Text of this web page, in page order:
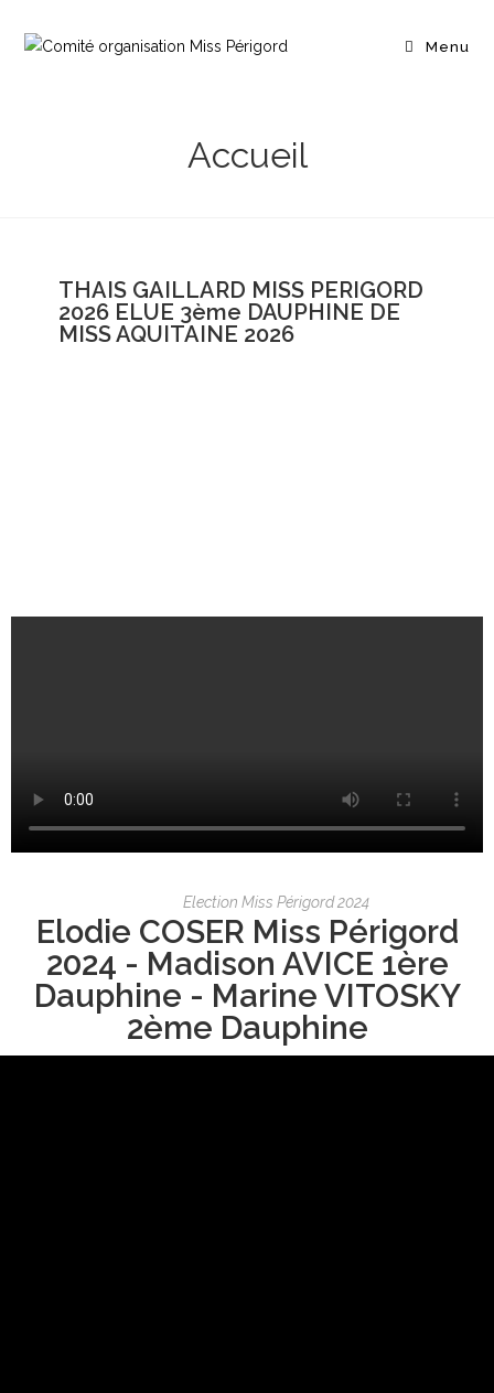
Menu
Accueil
THAIS GAILLARD MISS PERIGORD
2026 ELUE 3ème DAUPHINE DE
MISS AQUITAINE 2026
Election Miss Périgord 2024
Elodie COSER Miss Périgord
2024 - Madison AVICE 1ère
Dauphine - Marine VITOSKY
2ème Dauphine